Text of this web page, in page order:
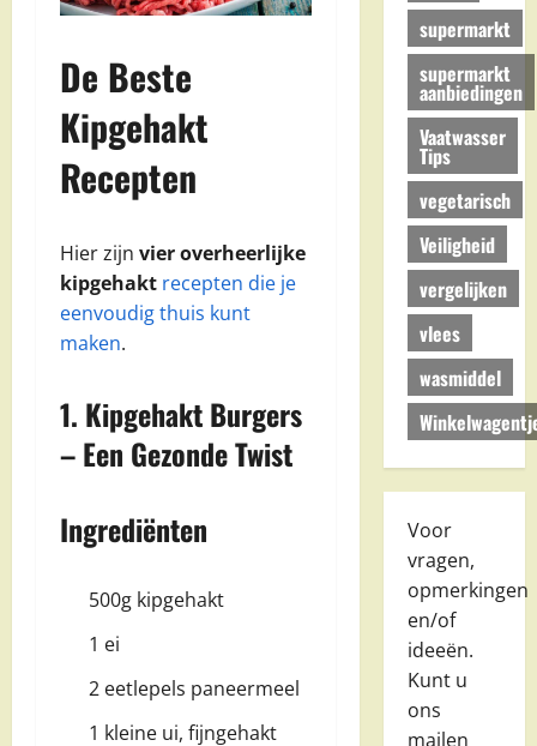
De Beste
Kipgehakt
Recepten
Hier zijn vier overheerlijke
kipgehakt recepten die je
eenvoudig thuis kunt
maken.
1. Kipgehakt Burgers
– Een Gezonde Twist
Ingrediënten
500g kipgehakt
1 ei
2 eetlepels paneermeel
1 kleine ui, fijngehakt
supermarkt
supermarkt
aanbiedingen
Vaatwasser
Tips
vegetarisch
Veiligheid
vergelijken
vlees
wasmiddel
Voor
vragen,
opmerkingen
en/of
ideeën.
Kunt u
ons
mailen